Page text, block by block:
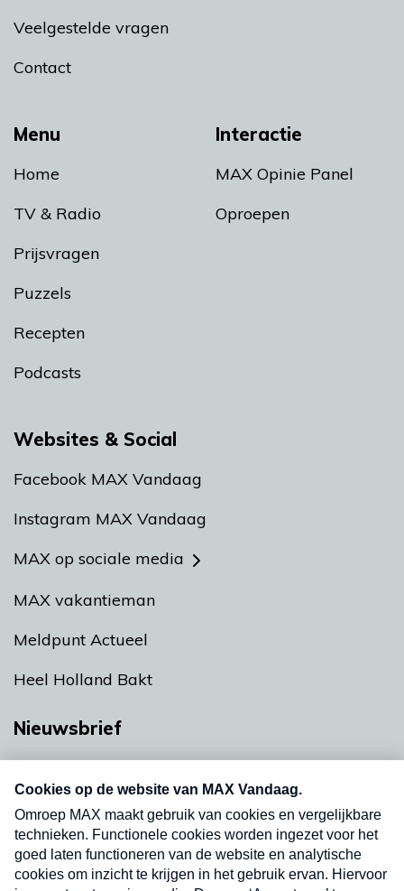
Menu
Home
TV & Radio
Prijsvragen
Puzzels
Recepten
Podcasts
Interactie
MAX Opinie Panel
Oproepen
Veelgestelde vragen
Contact
Websites & Social
Facebook MAX Vandaag
Instagram MAX Vandaag
MAX op sociale media
MAX vakantieman
Meldpunt Actueel
Heel Holland Bakt
Nieuwsbrief
nieuwsbrief. Elke vrijdag- en dinsdagochtend in
uw mailbox.
Verzend